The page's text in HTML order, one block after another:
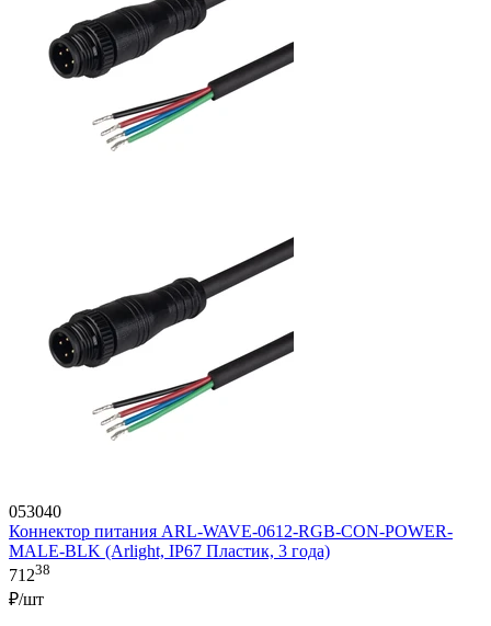
053040
Коннектор питания ARL-WAVE-0612-RGB-CON-POWER-
MALE-BLK (Arlight, IP67 Пластик, 3 года)
71238
₽/шт